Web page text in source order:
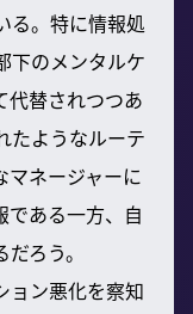
る。特に情報処
下のメンタルケ
代替されつつあ
たようなルーテ
マネージャーに
である一方、自
ろう。
ョン悪化を察知